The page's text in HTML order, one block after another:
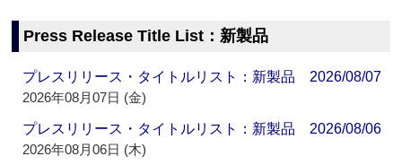
Press Release Title List：新製品
プレスリリース・タイトルリスト：新製品 2026/08/07
2026年08月07日 (金)
プレスリリース・タイトルリスト：新製品 2026/08/06
2026年08月06日 (木)